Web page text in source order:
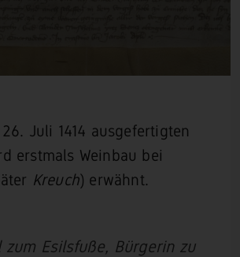
Juli 1414 ausgefertigten
erstmals Weinbau bei
Kreuch) erwähnt.
zum Esilsfuße, Bürgerin zu